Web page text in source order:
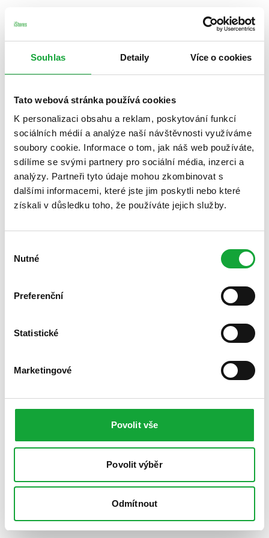
Souhlas Detaily Více o cookies
Tato webová stránka používá cookies
K personalizaci obsahu a reklam, poskytování funkcí
sociálních médií a analýze naší návštěvnosti využíváme
soubory cookie. Informace o tom, jak náš web používáte,
sdílíme se svými partnery pro sociální média, inzerci a
analýzy. Partneři tyto údaje mohou zkombinovat s
dalšími informacemi, které jste jim poskytli nebo které
získali v důsledku toho, že používáte jejich služby.
souhlasu
Nutné
Preferenční
Statistické
Marketingové
Povolit vše
Povolit výběr
Odmítnout